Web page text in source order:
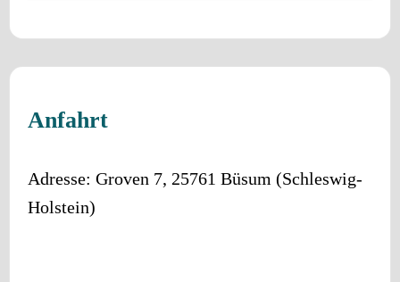
Anfahrt
Adresse: Groven 7, 25761 Büsum (Schleswig-
Holstein)